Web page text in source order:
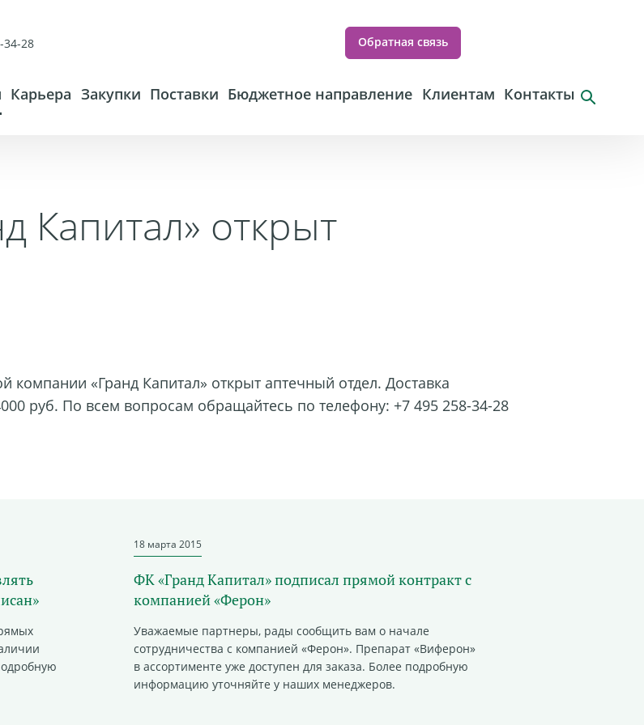
34-28 Обратная связь
Карьера Закупки Поставки Бюджетное направление Клиентам Контакты
Капитал» открыт
компании «Гранд Капитал» открыт аптечный отдел. Доставка
руб. По всем вопросам обращайтесь по телефону: +7 495 258-34-28
18 марта 2015
ФК «Гранд Капитал» подписал прямой контракт с
компанией «Ферон»
Уважаемые партнеры, рады сообщить вам о начале
сотрудничества с компанией «Ферон». Препарат «Виферон»
в ассортименте уже доступен для заказа. Более подробную
информацию уточняйте у наших менеджеров.